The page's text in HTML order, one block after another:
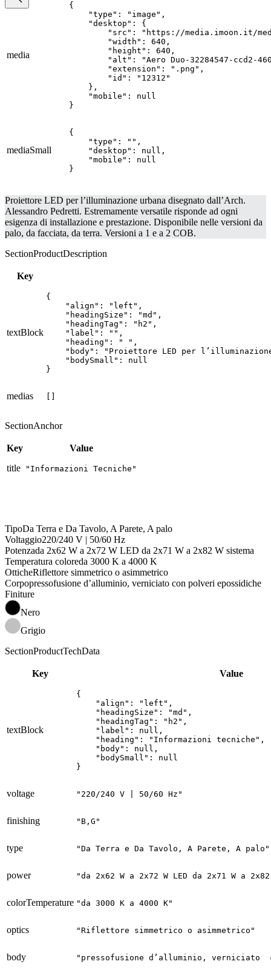
media
{
    "type": "image",
    "desktop": {
"src": "https://media.imoon.it/
        "width": 640,
        "height": 640,
"alt": "Aero Duo-32284547-ccd2-
        "extension": ".png",
        "id": "12312"
    },
    "mobile": null
}
mediaSmall
{
    "type": "",
    "desktop": null,
    "mobile": null
}
Proiettore LED per l’illuminazione urbana disegnato dall’Arch.
Alessandro Pedretti. Estremamente versatile risponde ad ogni
esigenza di installazione e prestazione. Disponibile nelle versioni da
palo, da facciata, da terra. Versioni a 1 e a 2 COB.
SectionProductDescription
Key
textBlock
{
    "align": "left",
    "headingSize": "md",
    "headingTag": "h2",
    "label": "",
    "heading": " ",
"body": "Proiettore LED per
    "bodySmall": null
}
medias
SectionAnchor
Key
Value
title
"Informazioni Tecniche"
TipoDa Terra e Da Tavolo, A Parete, A palo
Voltaggio220/240 V | 50/60 Hz
Potenzada 2x62 W a 2x72 W LED da 2x71 W a 2x82 W sistema
Temperatura coloreda 3000 K a 4000 K
OtticheRiflettore simmetrico o asimmetrico
Corpopressofusione d’alluminio, verniciato con polveri epossidiche
Finiture
Nero
Grigio
SectionProductTechData
Key Value
textBlock
{
    "align": "left",
    "headingSize": "md",
    "headingTag": "h2",
    "label": null,
    "heading": "Informazioni tecniche",
    "body": null,
    "bodySmall": null
}
voltage "220/240 V | 50/60 Hz"
finishing "B,G"
type "Da Terra e Da Tavolo, A Parete, A palo"
power "da 2x62 W a 2x72 W LED da 2x71 W a
colorTemperature "da 3000 K a 4000 K"
optics "Riflettore simmetrico o asimmetrico"
body "pressofusione d’alluminio, verniciato